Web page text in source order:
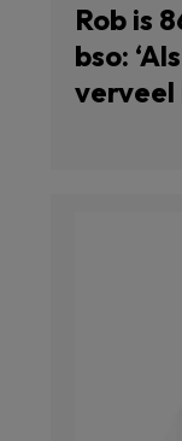
Rob is
bso:
verveel